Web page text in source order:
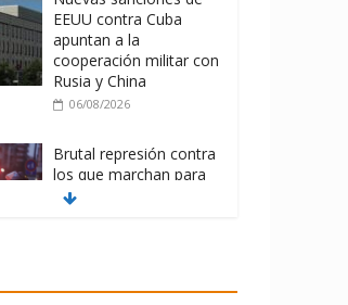
EEUU contra Cuba
apuntan a la
cooperación militar con
Rusia y China
06/08/2026
Brutal represión contra
los que marchan para
que no se venda la
La ONU condena